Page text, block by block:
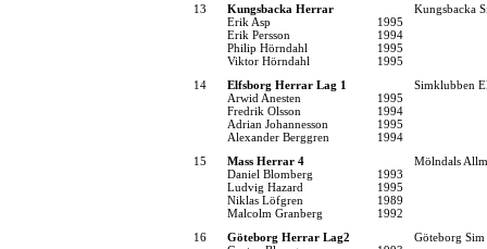
13
Kungsbacka Herrar
Kungsbacka
Erik Asp
1995
Erik Persson
1994
Philip Hörndahl
1995
Viktor Hörndahl
1995
14
Elfsborg Herrar Lag 1
Simklubben
Arwid Anesten
1995
Fredrik Olsson
1994
Adrian Johannesson
1995
Alexander Berggren
1994
15
Mass Herrar 4
Mölndals
Daniel Blomberg
1993
Ludvig Hazard
1995
Niklas Löfgren
1989
Malcolm Granberg
1992
16
Göteborg Herrar Lag2
Göteborg Sim